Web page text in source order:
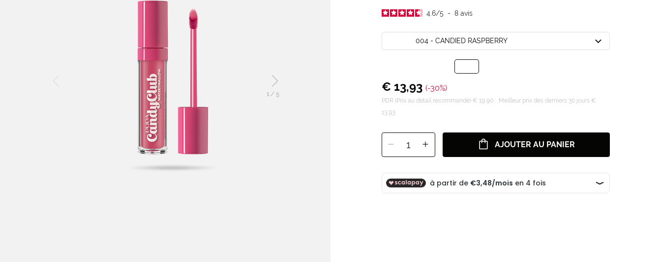
1/ 5
4.6/5 - 8 avis
004 - CANDIED RASPBERRY
€ 13,93 (-30%)
PDR (Prix au détail recommandé) € 19,90
Meilleur prix des derniers 30 jours €
13,93
1 AJOUTER AU PANIER